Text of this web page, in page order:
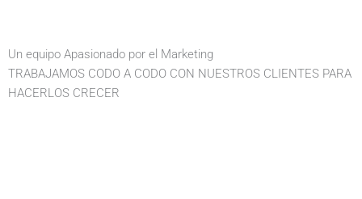
Un equipo Apasionado por el Marketing
TRABAJAMOS CODO A CODO CON NUESTROS CLIENTES PARA
HACERLOS CRECER